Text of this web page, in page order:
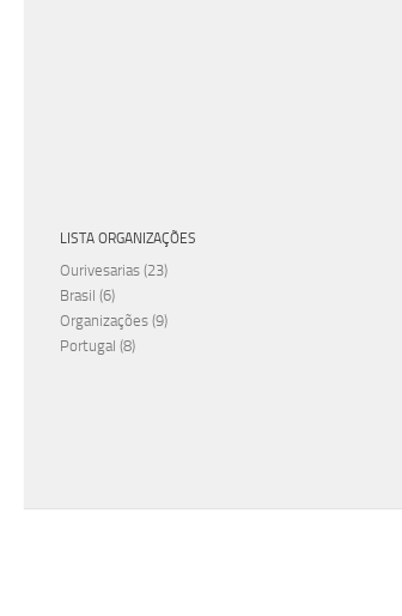
LISTA ORGANIZAÇÕES
Ourivesarias (23)
Brasil (6)
Organizações (9)
Portugal (8)